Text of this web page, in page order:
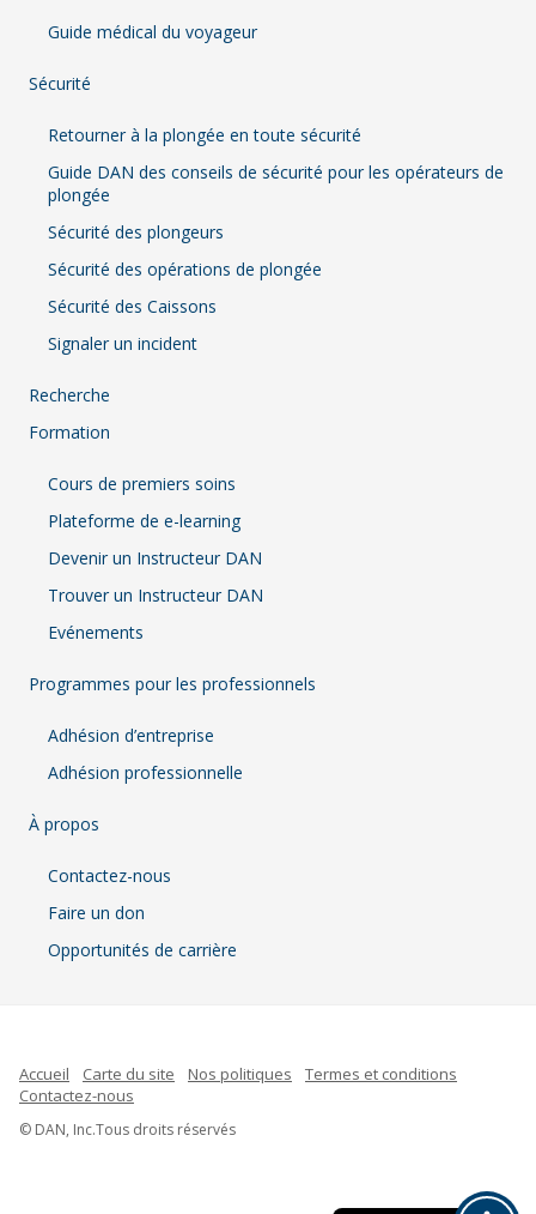
Guide médical du voyageur
Sécurité
Retourner à la plongée en toute sécurité
Guide DAN des conseils de sécurité pour les opérateurs de
plongée
Sécurité des plongeurs
Sécurité des opérations de plongée
Sécurité des Caissons
Signaler un incident
Recherche
Formation
Cours de premiers soins
Plateforme de e-learning
Devenir un Instructeur DAN
Trouver un Instructeur DAN
Evénements
Programmes pour les professionnels
Adhésion d’entreprise
Adhésion professionnelle
À propos
Contactez-nous
Faire un don
Opportunités de carrière
Accueil Carte du site Nos politiques
Termes et conditions
Contactez-nous
© DAN, Inc.Tous droits réservés